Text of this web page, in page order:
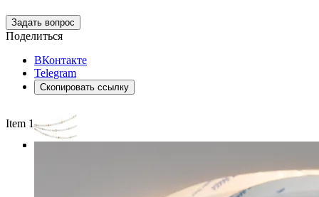
Задать вопрос
Поделиться
ВКонтакте
Telegram
Скопировать ссылку
Item 1 of 3